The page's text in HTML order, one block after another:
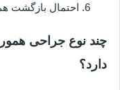
احتمال بازگشت
چند نوع جراحی
دارد؟